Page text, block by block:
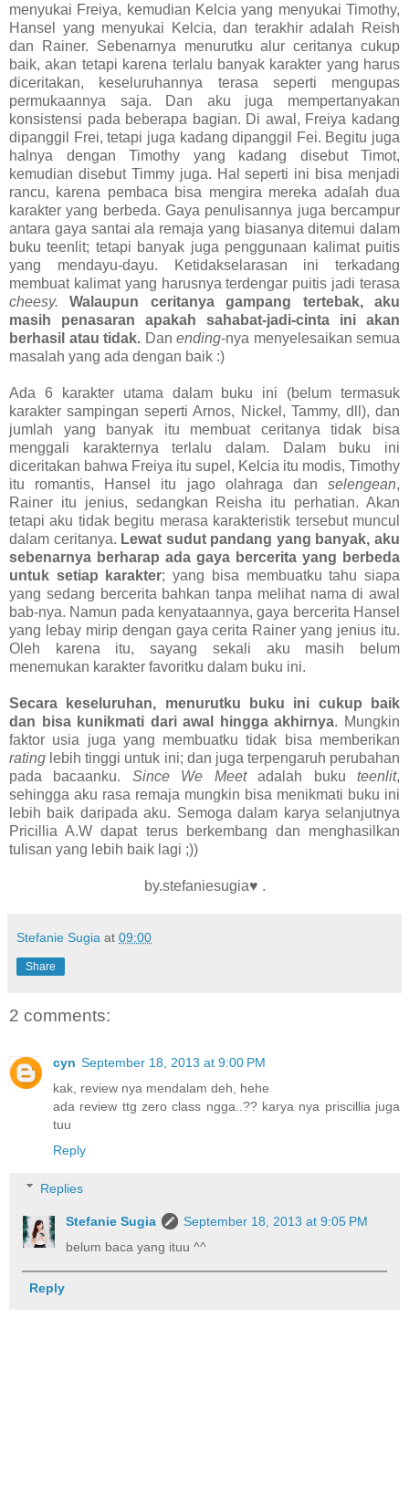
menyukai Freiya, kemudian Kelcia yang menyukai Timothy,
Hansel yang menyukai Kelcia, dan terakhir adalah Reish
dan Rainer. Sebenarnya menurutku alur ceritanya cukup
baik, akan tetapi karena terlalu banyak karakter yang harus
diceritakan, keseluruhannya terasa seperti mengupas
permukaannya saja. Dan aku juga mempertanyakan
konsistensi pada beberapa bagian. Di awal, Freiya kadang
dipanggil Frei, tetapi juga kadang dipanggil Fei. Begitu juga
halnya dengan Timothy yang kadang disebut Timot,
kemudian disebut Timmy juga. Hal seperti ini bisa menjadi
rancu, karena pembaca bisa mengira mereka adalah dua
karakter yang berbeda. Gaya penulisannya juga bercampur
antara gaya santai ala remaja yang biasanya ditemui dalam
buku teenlit; tetapi banyak juga penggunaan kalimat puitis
yang mendayu-dayu. Ketidakselarasan ini terkadang
membuat kalimat yang harusnya terdengar puitis jadi terasa
cheesy.
Walaupun ceritanya gampang tertebak, aku
masih penasaran apakah sahabat-jadi-cinta ini akan
berhasil atau tidak. Dan ending-nya menyelesaikan semua
masalah yang ada dengan baik :)
Ada 6 karakter utama dalam buku ini (belum termasuk
karakter sampingan seperti Arnos, Nickel, Tammy, dll), dan
jumlah yang banyak itu membuat ceritanya tidak bisa
menggali karakternya terlalu dalam. Dalam buku ini
diceritakan bahwa Freiya itu supel, Kelcia itu modis, Timothy
itu romantis, Hansel itu jago olahraga dan selengean,
Rainer itu jenius, sedangkan Reisha itu perhatian. Akan
tetapi aku tidak begitu merasa karakteristik tersebut muncul
dalam ceritanya. Lewat sudut pandang yang banyak, aku
sebenarnya berharap ada gaya bercerita yang berbeda
untuk setiap karakter; yang bisa membuatku tahu siapa
yang sedang bercerita bahkan tanpa melihat nama di awal
bab-nya. Namun pada kenyataannya, gaya bercerita Hansel
yang lebay mirip dengan gaya cerita Rainer yang jenius itu.
Oleh karena itu, sayang sekali aku masih belum
menemukan karakter favoritku dalam buku ini.
Secara keseluruhan, menurutku buku ini cukup baik
dan bisa kunikmati dari awal hingga akhirnya. Mungkin
faktor usia juga yang membuatku tidak bisa memberikan
rating lebih tinggi untuk ini; dan juga terpengaruh perubahan
pada bacaanku. Since We Meetadalah bukuteenlit,
sehingga aku rasa remaja mungkin bisa menikmati buku ini
lebih baik daripada aku. Semoga dalam karya selanjutnya
Pricillia A.W dapat terus berkembang dan menghasilkan
tulisan yang lebih baik lagi ;))
by.stefaniesugia♥ .
Stefanie Sugia at 09:00
Share
2 comments:
cyn September 18, 2013 at 9:00 PM
kak, review nya mendalam deh, hehe
ada review ttg zero class ngga..?? karya nya priscillia juga
tuu
Reply
Replies
Stefanie Sugia
September 18, 2013 at 9:05 PM
belum baca yang ituu ^^
Reply